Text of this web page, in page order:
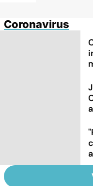
Coronavirus